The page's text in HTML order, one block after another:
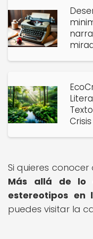
Si quieres
Más allá de lo
estereotipos en
puedes visitar la